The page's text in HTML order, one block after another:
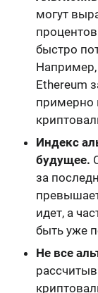
могут
быстро
Например,
Ethereum
примерно
Индекс
будущее.
за
идет, а
быть уже
Не все